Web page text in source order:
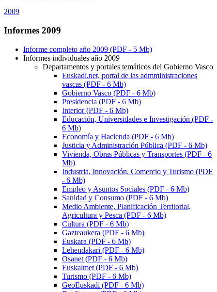
2009
Informes 2009
Informe completo año 2009 (PDF - 5 Mb)
Informes individuales año 2009
Departamentos y portales temáticos del Gobierno Vasco
Euskadi.net, portal de las admministraciones
vascas (PDF - 6 Mb)
Gobierno Vasco (PDF - 6 Mb)
Presidencia (PDF - 6 Mb)
Interior (PDF - 6 Mb)
Educación, Universidades e Investigación (PDF -
6 Mb)
Economía y Hacienda (PDF - 6 Mb)
Justicia y Administración Pública (PDF - 6 Mb)
Vivienda, Obras Públicas y Transportes (PDF - 6
Mb)
Industria, Innovación, Comercio y Turismo (PDF
- 6 Mb)
Empleo y Asuntos Sociales (PDF - 6 Mb)
Sanidad y Consumo (PDF - 6 Mb)
Medio Ambiente, Planificación Territorial,
Agricultura y Pesca (PDF - 6 Mb)
Cultura (PDF - 6 Mb)
Gazteaukera (PDF - 6 Mb)
Euskara (PDF - 6 Mb)
Lehendakari (PDF - 6 Mb)
Osanet (PDF - 6 Mb)
Euskalmet (PDF - 6 Mb)
Turismo (PDF - 6 Mb)
GeoEuskadi (PDF - 6 Mb)